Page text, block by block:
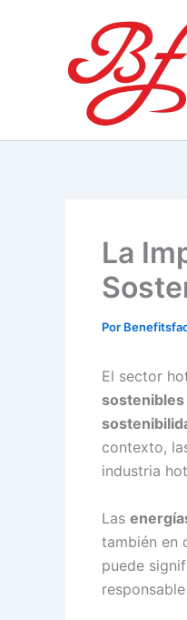
La
Por
El sector
sostenibles
contexto,
industria
Las
también en
puede